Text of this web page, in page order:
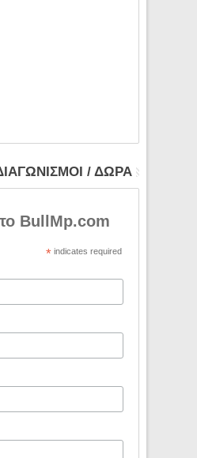
/ ΔΩΡΑ
BullMp.com
*indicates required